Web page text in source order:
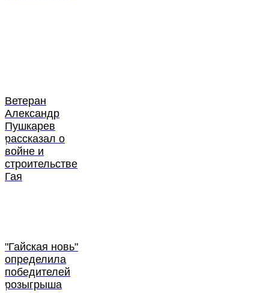
Ветеран
Александр
Пушкарев
рассказал о
войне и
строительстве
Гая
"Гайская новь"
определила
победителей
розыгрыша